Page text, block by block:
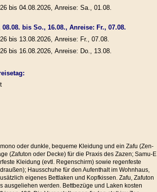
bis 04.08.2026, Anreise: Sa., 01.08.
08.08. bis So., 16.08., Anreise: Fr., 07.08.
bis 13.08.2026, Anreise: Fr., 07.08.
bis 16.08.2026, Anreise: Do., 13.08.
oder dunkle, bequeme Kleidung und ein Zafu (Zen-
(Zafuton oder Decke) für die Praxis des Zazen; Samu-E
Kleidung (evtl. Regenschirm) sowie regenfeste
Hausschuhe für den Aufenthalt im Wohnhaus,
eigenes Bettlaken und Kopfkissen. Zafu, Zafuton
ausgeliehen werden. Bettbezüge und Laken kosten